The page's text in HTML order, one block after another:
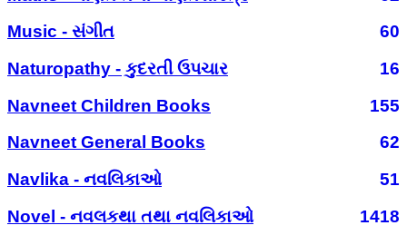
Music - સંગીત
60
Naturopathy - કુદરતી ઉપચાર
16
Navneet Children Books
155
Navneet General Books
62
Navlika - નવલિકાઓ
51
Novel - નવલકથા તથા નવલિકાઓ
1418